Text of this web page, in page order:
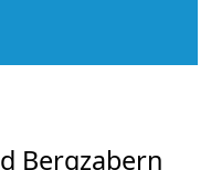
Bergzabern